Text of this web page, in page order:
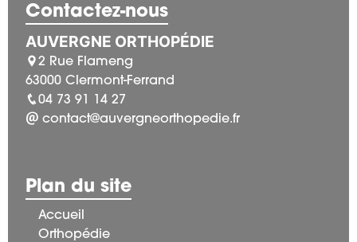
Contactez-nous
AUVERGNE ORTHOPÉDIE
2 Rue Flameng
63000 Clermont-Ferrand
04 73 91 14 27
contact@auvergneorthopedie.fr
Plan du site
Accueil
Orthopédie